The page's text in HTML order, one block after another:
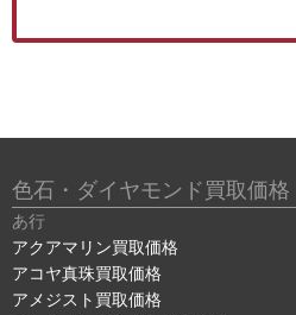
色石・ダイヤモンド買取価格
あ行
アクアマリン買取価格
アコヤ真珠買取価格
アメジスト買取価格